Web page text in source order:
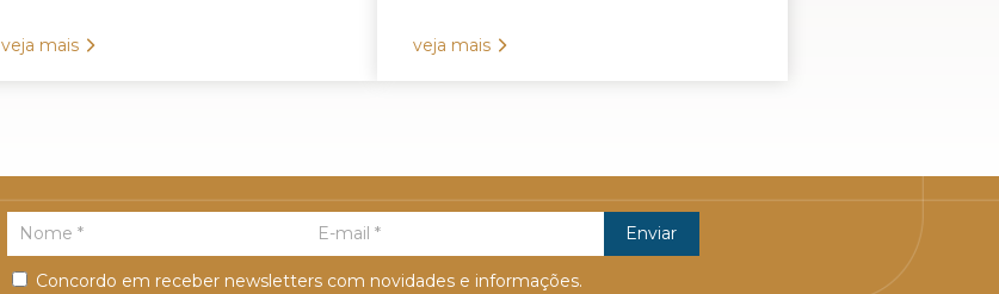
veja mais veja mais
Concordo em receber newsletters com novidades e informações.